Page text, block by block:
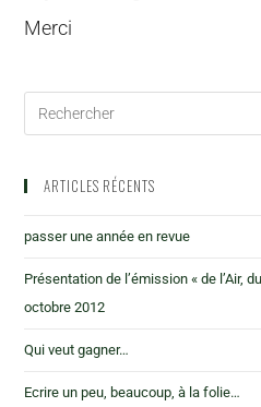
Merci
ARTICLES RÉCENTS
passer une année en revue
Présentation de l’émission « de l’Air,
octobre 2012
Qui veut gagner…
Ecrire un peu, beaucoup, à la folie…